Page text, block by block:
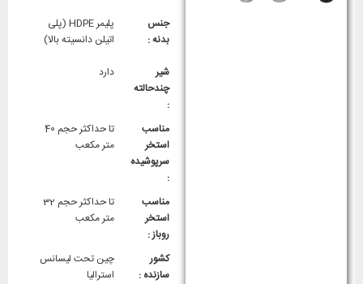
جنس
بدنه :
پلیمر HDPE (پلی
اتیلن دانسیته بالا)
شیر
چندحالته
:
دارد
مناسب
استخر
سرپوشیده
:
تا حداکثر حجم 40
متر مکعب
مناسب
استخر
روباز :
تا حداکثر حجم 32
متر مکعب
کشور
سازنده :
چین تحت لیسانس
استرالیا